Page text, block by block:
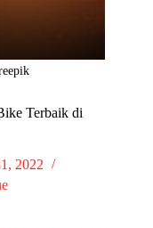
Terbaik di
2022